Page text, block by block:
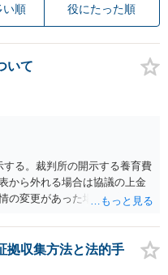
い順 役にたった順
いて
する。裁判所の開示する養育費
から外れる場合は協議の上金
の変更があった場合に変更し
上増減出来る」と「通知義務
入が入った事は相手に通知が
ても養育費の見直しは適宜出
拠収集方法と法的手